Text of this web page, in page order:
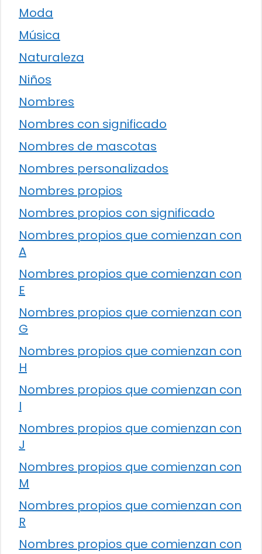
Moda
Música
Naturaleza
Niños
Nombres
Nombres con significado
Nombres de mascotas
Nombres personalizados
Nombres propios
Nombres propios con significado
Nombres propios que comienzan con
A
Nombres propios que comienzan con
E
Nombres propios que comienzan con
G
Nombres propios que comienzan con
H
Nombres propios que comienzan con
I
Nombres propios que comienzan con
J
Nombres propios que comienzan con
M
Nombres propios que comienzan con
R
Nombres propios que comienzan con